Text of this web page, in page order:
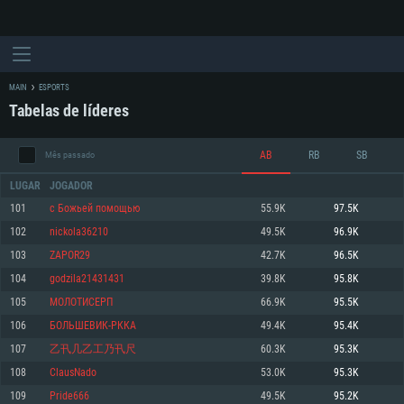
REQUERIMENTOS DE SISTEMA
Mínimo
Sistema Operativo: Windows 10 (64 bit)
Processador: Dual-Core 2.2 GHz
Mínimo
Sistema Operativo: Mac OS Big Sur 11.0 ou versão mais recente
Processador: Core i5 2.2GHz mínimo (Intel Xeon não suportado)
Mínimo
Sistema Operativo: Distribuições mais modernas do Linux de 64bit
Processador: Dual-Core 2.4 GHz
MAIN ESPORTS
Tabelas de líderes
Mês passado AB RB SB
LUGAR JOGADOR
101 c Бoжьeй пoмoщью 55.9K 97.5K
102 nickola36210 49.5K 96.9K
103 ZAPOR29 42.7K 96.5K
104 godzila21431431 39.8K 95.8K
105 МОЛОТИСЕРП 66.9K 95.5K
106 БОЛЬШЕВИК-РККА 49.4K 95.4K
107 乙卂几乙工乃卂尺 60.3K 95.3K
108 ClausNado 53.0K 95.3K
109 Pride666 49.5K 95.2K